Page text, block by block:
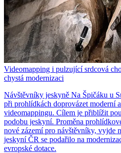
Videomapping i pulzující srdcová
chystá modernizaci
Návštěvníky jeskyně Na Špičáku u
při prohlídkách doprovázet moderní
videomappingu. Cílem je přiblížit
podobu jeskyní. Proměna
nové zázemí pro návštěvníky, vyjde
jeskyní ČR se podařilo na
evropské dotace.